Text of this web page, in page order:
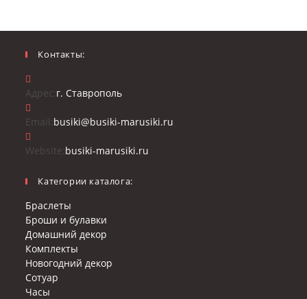
Контакты:
Адрес: г. СтавропольОткроется
новой
Email: busiki@busiki-marusiki.ru
Website: busiki-marusiki.ru
Категории каталога:
Браслеты
Броши и булавки
Домашний декор
Комплекты
Новогодний декор
Сотуар
Часы